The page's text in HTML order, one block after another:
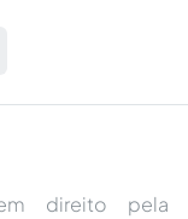
direito pela